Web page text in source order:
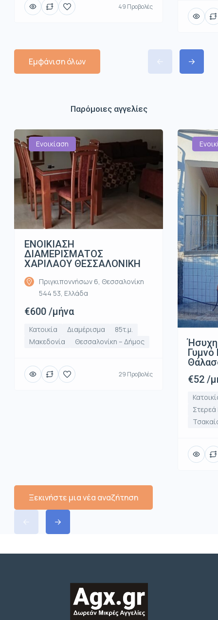
49 Προβολές
Εμφάνιση όλων
Παρόμοιες αγγελίες
Ενοικίαση
ΕΝΟΙΚΙΑΣΗ
ΔΙΑΜΕΡΙΣΜΑΤΟΣ
ΧΑΡΙΛΑΟΥ ΘΕΣΣΑΛΟΝΙΚΗ
Πριγκιποννήσων 6, Θεσσαλονίκη
544 53, Ελλάδα
€600 /μήνα
Κατοικία Διαμέρισμα
85τ.μ.
Μακεδονία
Θεσσαλονίκη – Δήμος
29 Προβολές
Γυμνό
€52 /
Ξεκινήστε μια νέα αναζήτηση